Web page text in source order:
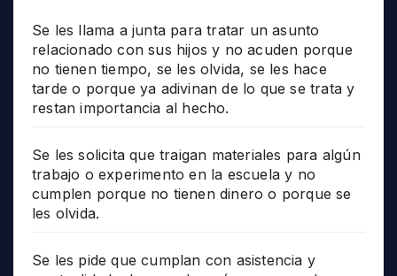
Se les llama a junta para tratar un asunto
relacionado con sus hijos y no acuden porque
no tienen tiempo, se les olvida, se les hace
tarde o porque ya adivinan de lo que se trata y
restan importancia al hecho.
Se les solicita que traigan materiales para algún
trabajo o experimento en la escuela y no
cumplen porque no tienen dinero o porque se
les olvida.
Se les pide que cumplan con asistencia y